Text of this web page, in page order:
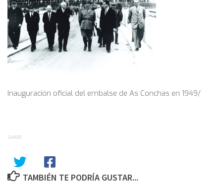
Inauguración oficial del embalse de As Conchas en 1949/
SHARE
TAMBIÉN TE PODRÍA GUSTAR...